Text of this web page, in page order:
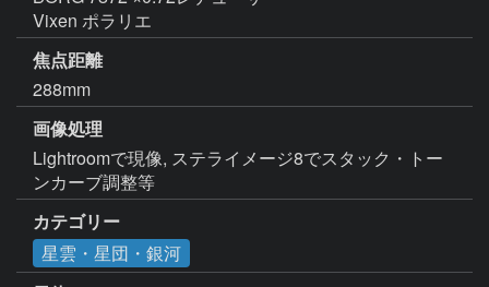
Vixen ポラリエ
焦点距離
288mm
画像処理
Lightroomで現像, ステライメージ8でスタック・トー
ンカーブ調整等
カテゴリー
星雲・星団・銀河